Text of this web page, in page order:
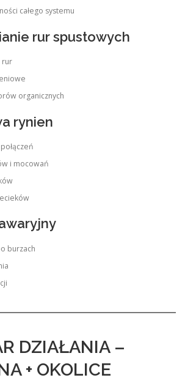
całego systemu
rur spustowych
rur
organicznych
rynien
i mocowań
burzach
DZIAŁANIA –
+ OKOLICE